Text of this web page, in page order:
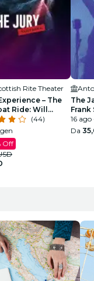
Rite Theater
– The
Ride: Will
Justice?
(44)
Off
The
Frank
16 ago
Da